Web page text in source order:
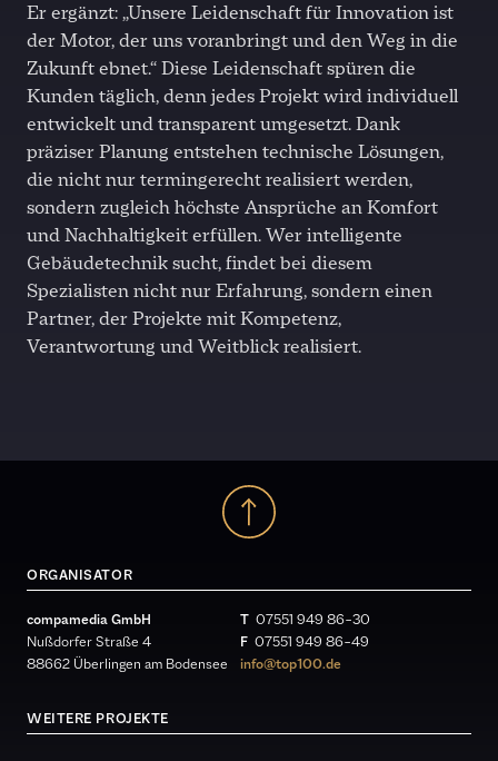
Er ergänzt: „Unsere Leidenschaft für Innovation ist
der Motor, der uns voranbringt und den Weg in die
Zukunft ebnet.“ Diese Leidenschaft spüren die
Kunden täglich, denn jedes Projekt wird individuell
entwickelt und transparent umgesetzt. Dank
präziser Planung entstehen technische Lösungen,
die nicht nur termingerecht realisiert werden,
sondern zugleich höchste Ansprüche an Komfort
und Nachhaltigkeit erfüllen. Wer intelligente
Gebäudetechnik sucht, findet bei diesem
Spezialisten nicht nur Erfahrung, sondern einen
Partner, der Projekte mit Kompetenz,
Verantwortung und Weitblick realisiert.
ORGANISATOR
compamedia GmbH
Nußdorfer Straße 4
88662 Überlingen am Bodensee
T 07551 949 86 – 30
F 07551 949 86 – 49
info@top100.de
WEITERE PROJEKTE